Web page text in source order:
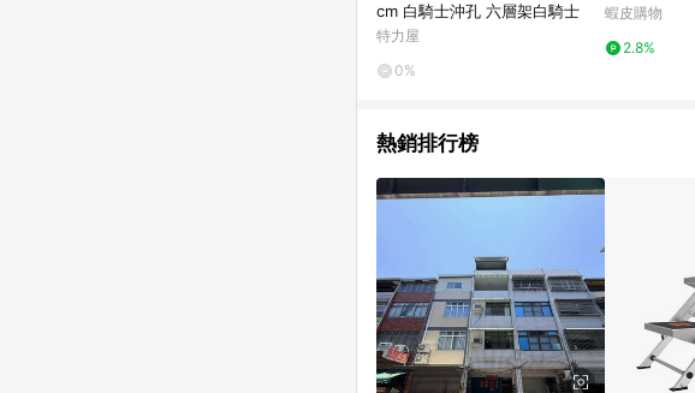
cm 白騎士沖孔 六層架白騎士
特力屋
0%
蝦皮購物
2.8%
熱銷排行榜